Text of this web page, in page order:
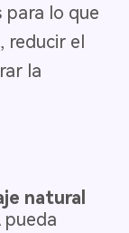
para lo que
reducir el
la
natural
pueda